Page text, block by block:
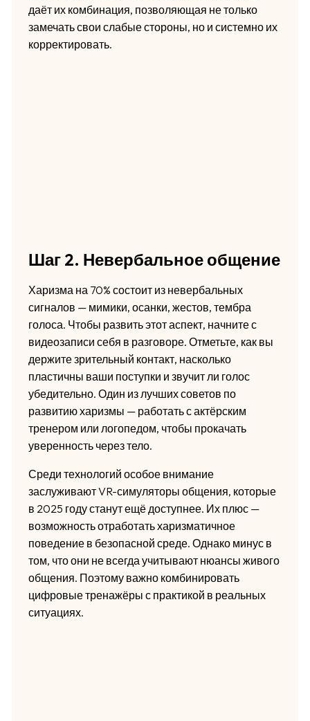
даёт их комбинация, позволяющая не только
замечать свои слабые стороны, но и системно их
корректировать.
Шаг 2. Невербальное общение
Харизма на 70% состоит из невербальных
сигналов — мимики, осанки, жестов, тембра
голоса. Чтобы развить этот аспект, начните с
видеозаписи себя в разговоре. Отметьте, как вы
держите зрительный контакт, насколько
пластичны ваши поступки и звучит ли голос
убедительно. Один из лучших советов по
развитию харизмы — работать с актёрским
тренером или логопедом, чтобы прокачать
уверенность через тело.
Среди технологий особое внимание
заслуживают VR-симуляторы общения, которые
в 2025 году станут ещё доступнее. Их плюс —
возможность отработать харизматичное
поведение в безопасной среде. Однако минус в
том, что они не всегда учитывают нюансы живого
общения. Поэтому важно комбинировать
цифровые тренажёры с практикой в реальных
ситуациях.